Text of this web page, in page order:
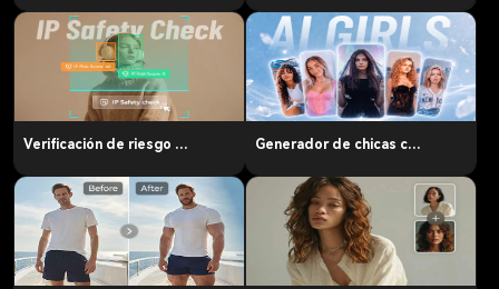
Verificación de riesgo de PI y derechos de autor Generador de chicas con IA